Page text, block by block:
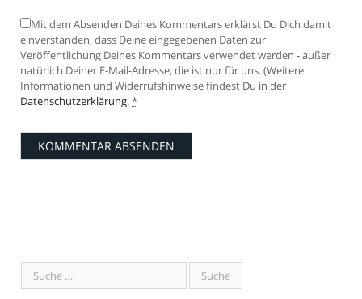
Mit dem Absenden Deines Kommentars erklärst Du Dich damit
einverstanden, dass Deine eingegebenen Daten zur
Veröffentlichung Deines Kommentars verwendet werden - außer
natürlich Deiner E-Mail-Adresse, die ist nur für uns. (Weitere
Informationen und Widerrufshinweise findest Du in der
Datenschutzerklärung.*